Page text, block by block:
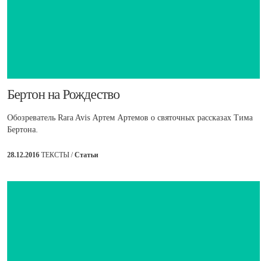
​Бертон на Рождество
Обозреватель Rara Avis Артем Артемов о святочных рассказах Тима
Бертона.
28.12.2016 ТЕКСТЫ /Статьи